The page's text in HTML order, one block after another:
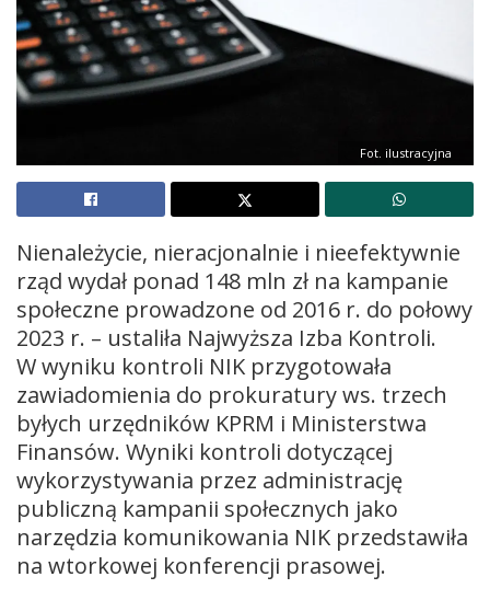
Fot. ilustracyjna
Nienależycie, nieracjonalnie i nieefektywnie
rząd wydał ponad 148 mln zł na kampanie
społeczne prowadzone od 2016 r. do połowy
2023 r. – ustaliła Najwyższa Izba Kontroli.
W wyniku kontroli NIK przygotowała
zawiadomienia do prokuratury ws. trzech
byłych urzędników KPRM i Ministerstwa
Finansów. Wyniki kontroli dotyczącej
wykorzystywania przez administrację
publiczną kampanii społecznych jako
narzędzia komunikowania NIK przedstawiła
na wtorkowej konferencji prasowej.